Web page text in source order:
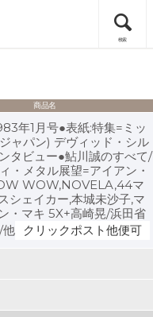
検索
商品名
年1月号●表紙:特集=ミッ
ャパン) デヴィッド・シル
タビュー●鮎川誠のすべて/
・メタル展望=アイアン・
WOW,NOVELA,44マ
シェイカー,本城未沙子,マ
・マキ 5X+高崎晃/浜田省
他
クリックポスト他便可